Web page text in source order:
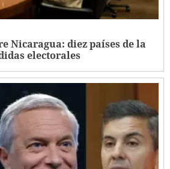
Nicaragua: diez países de la
electorales